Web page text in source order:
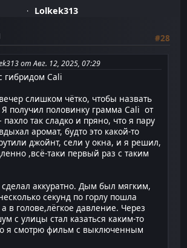
Lolkek313
#28
от Авг. 12, 2025, 07:29
гибридом Cali
слишком чётко, чтобы назвать
получил половинку грамма Cali от
пахло так сладко и пряно, что я пару
аромат, будто это какой-то
джойнт, сели у окна, и я решил,
,всё-таки первый раз с таким
сделал аккуратно. Дым был мягким,
секунд по горлу пошла
в голове,лёгкое давление. Через
с улицы стал казаться каким-то
я смотрю фильм с выключенным